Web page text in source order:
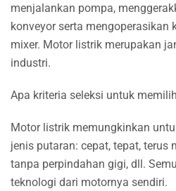
menjalankan pompa,
konveyor serta mengoperasikan
mixer. Motor listrik merupakan
industri.
Apa kriteria seleksi untuk
Motor listrik memungkinkan
jenis putaran: cepat, tepat, terus
tanpa perpindahan gigi, dll.
teknologi dari motornya sendiri.